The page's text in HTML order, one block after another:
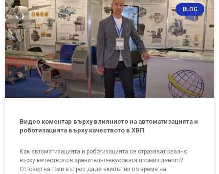
BLOG
Видео коментар върху влиянието на автоматизацията и
роботизацията върху качеството в ХВП
Как автоматизацията и роботизацията се отразяват реално
върху качеството в хранително-вкусовата промишленост?
Отговор на този въпрос даде екипът ни по време на